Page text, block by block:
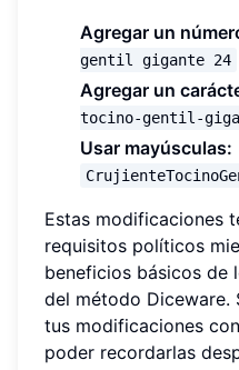
Agregar un
gentil gigante 24
Agregar un
tocino-gentil-
Usar mayúsculas:
Estas modificaciones
requisitos políticos
beneficios básicos de
del método Diceware.
tus modificaciones
poder recordarlas